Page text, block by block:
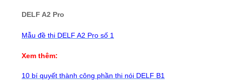
DELF A2 Pro
Mẫu đề thi DELF A2 Pro số 1
Xem thêm:
10 bí quyết thành công phần thi nói DELF B1